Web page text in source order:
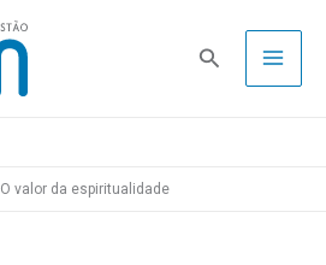
Pesquisa
O valor da espiritualidade